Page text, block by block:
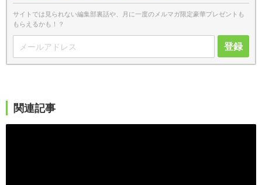
サイトでは見られない編集部裏話や、月に一度のメルマガ限定豪華プレゼントも
もらえるかも！？
登録
関連記事